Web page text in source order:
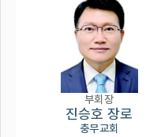
부회장
진승호 장로
충무교회